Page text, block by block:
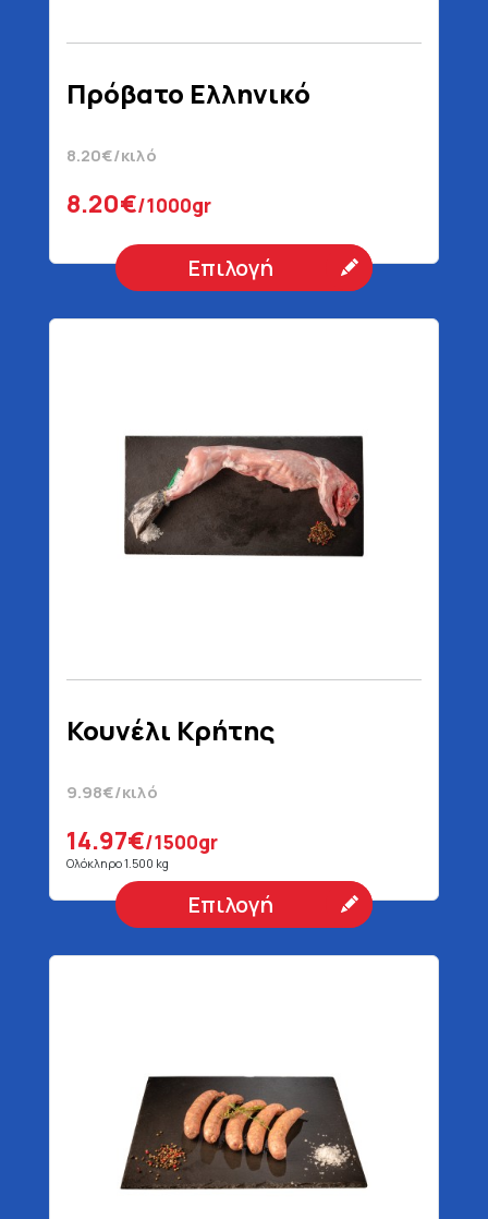
Πρόβατο Ελληνικό
8.20€/κιλό
8.20€/1000gr
Επιλογή
Κουνέλι Κρήτης
9.98€/κιλό
14.97€/1500gr
Ολόκληρο 1.500 kg
Επιλογή